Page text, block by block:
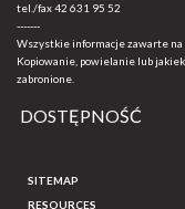
tel./fax42 631 95 52
-------
Wszystkie informacje zawarte na
Kopiowanie, powielanie lub
zabronione.
DOSTĘPNOŚĆ
SITEMAP
RESOURCES